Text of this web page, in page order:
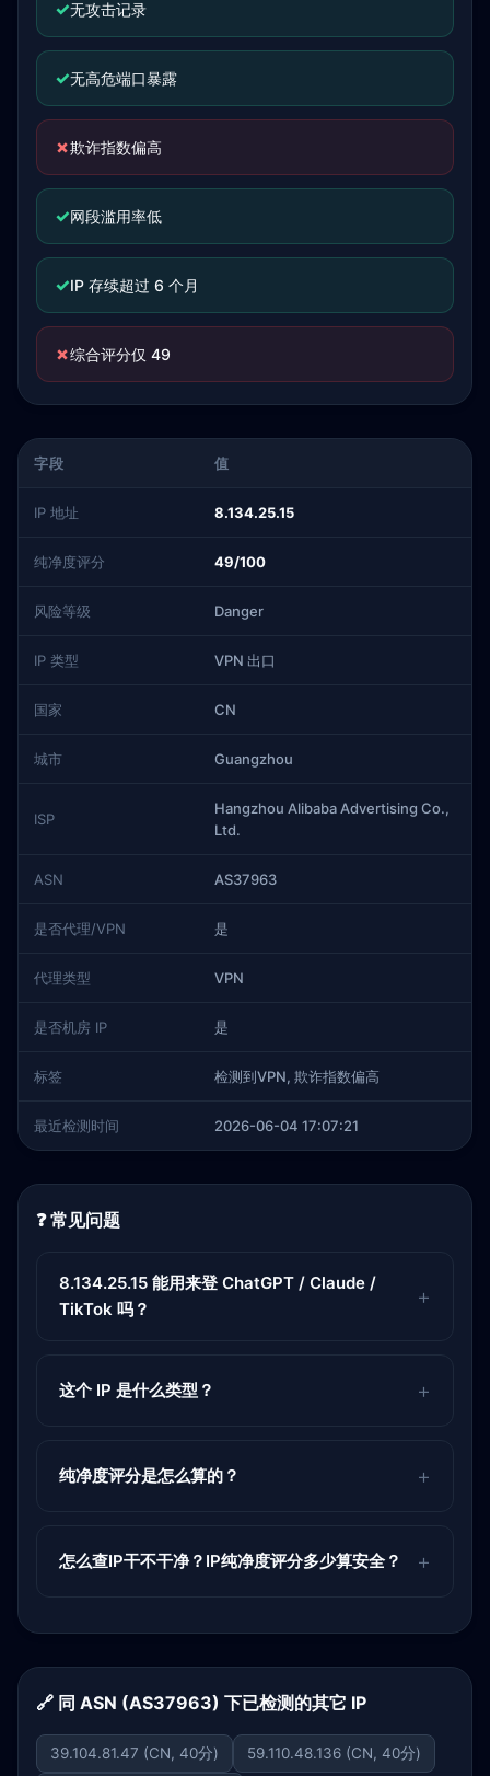
✓无攻击记录
✓无高危端口暴露
✗欺诈指数偏高
✓网段滥用率低
✓IP 存续超过 6 个月
✗综合评分仅 49
字段 值
IP 地址 8.134.25.15
纯净度评分 49/100
风险等级 Danger
IP 类型 VPN 出口
国家 CN
城市 Guangzhou
ISP
Hangzhou Alibaba Advertising Co.,
Ltd.
ASN AS37963
是否代理/VPN 是
代理类型 VPN
是否机房 IP 是
标签 检测到VPN, 欺诈指数偏高
最近检测时间 2026-06-04 17:07:21
❓ 常见问题
8.134.25.15 能用来登 ChatGPT / Claude /
TikTok 吗？
这个 IP 是什么类型？
纯净度评分是怎么算的？
怎么查IP干不干净？IP纯净度评分多少算安全？
🔗 同 ASN (AS37963) 下已检测的其它 IP
39.104.81.47 (CN, 40分) 59.110.48.136 (CN, 40分)